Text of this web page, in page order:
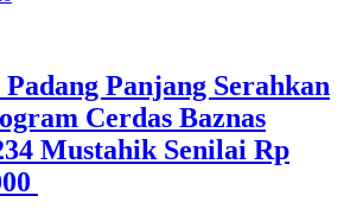
Panjang Serahkan
Cerdas Baznas
Mustahik Senilai Rp